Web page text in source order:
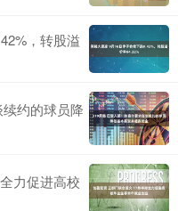
，转股溢
约的球员降
力促进高校